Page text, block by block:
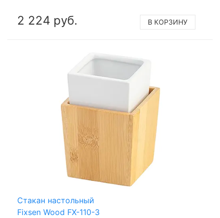
2 224 руб. В КОРЗИНУ
Стакан настольный
Fixsen Wood FX-110-3